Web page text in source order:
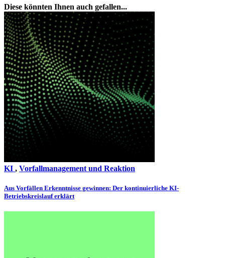
Diese könnten Ihnen auch gefallen...
KI , Vorfallmanagement und Reaktion
Aus Vorfällen Erkenntnisse gewinnen: Der kontinuierliche KI-
Betriebskreislauf erklärt